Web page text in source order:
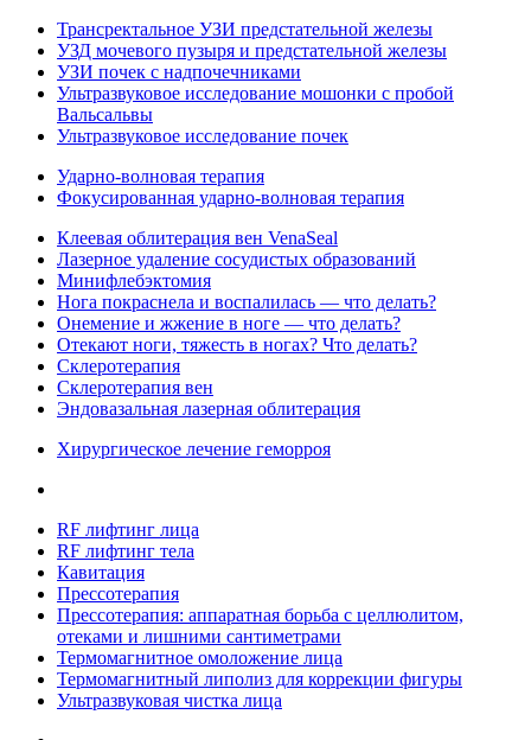
Трансректальное УЗИ предстательной железы
УЗД мочевого пузыря и предстательной железы
УЗИ почек с надпочечниками
Ультразвуковое исследование мошонки с пробой
Вальсальвы
Ультразвуковое исследование почек
Ударно-волновая терапия
Фокусированная ударно-волновая терапия
Клеевая облитерация вен VenaSeal
Лазерное удаление сосудистых образований
Минифлебэктомия
Нога покраснела и воспалилась — что делать?
Онемение и жжение в ноге — что делать?
Отекают ноги, тяжесть в ногах? Что делать?
Склеротерапия
Склеротерапия вен
Эндовазальная лазерная облитерация
Хирургическое лечение геморроя
RF лифтинг лица
RF лифтинг тела
Кавитация
Прессотерапия
Прессотерапия: аппаратная борьба с целлюлитом,
отеками и лишними сантиметрами
Термомагнитное омоложение лица
Термомагнитный липолиз для коррекции фигуры
Ультразвуковая чистка лица